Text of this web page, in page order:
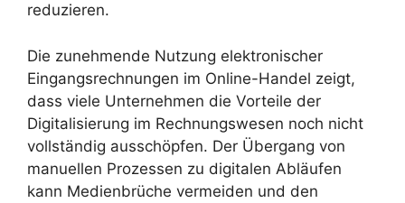
reduzieren.
Die zunehmende Nutzung elektronischer
Eingangsrechnungen im Online-Handel zeigt,
dass viele Unternehmen die Vorteile der
Digitalisierung im Rechnungswesen noch nicht
vollständig ausschöpfen. Der Übergang von
manuellen Prozessen zu digitalen Abläufen
kann Medienbrüche vermeiden und den